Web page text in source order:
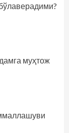
муҳтож